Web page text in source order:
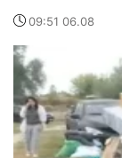
09:51 06.08